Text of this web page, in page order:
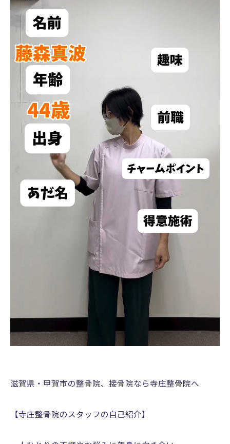
滋賀県・甲賀市の整骨院、接骨院なら寺庄整骨院へ
【寺庄整骨院のスタッフの自己紹介】